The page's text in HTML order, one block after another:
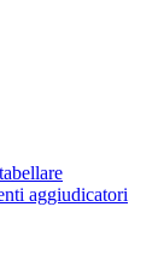
aggiudicatori